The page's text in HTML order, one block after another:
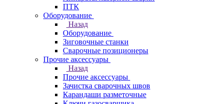
ПТК
Оборудование
Назад
Оборудование
Зиговочные станки
Сварочные позиционеры
Прочие аксессуары
Назад
Прочие аксессуары
Зачистка сварочных швов
Карандаши разметочные